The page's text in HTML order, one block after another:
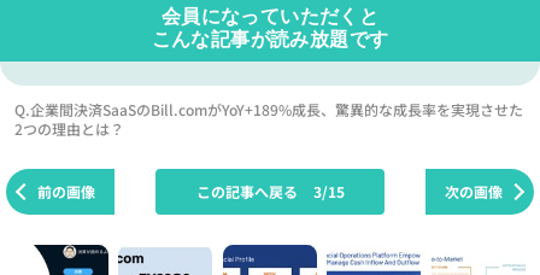
会員になっていただくと
こんな記事が読み放題です
Q.企業間決済SaaSのBill.comがYoY+189%成長、驚異的な成長率を実現させた
2つの理由とは？
前の画像 次の画像
この記事へ戻る 3/15